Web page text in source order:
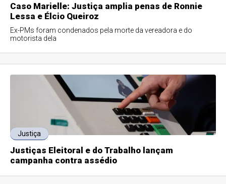
Caso Marielle: Justiça amplia penas de Ronnie
Lessa e Élcio Queiroz
Ex-PMs foram condenados pela morte da vereadora e do
motorista dela
Justiça
Justiças Eleitoral e do Trabalho lançam
campanha contra assédio